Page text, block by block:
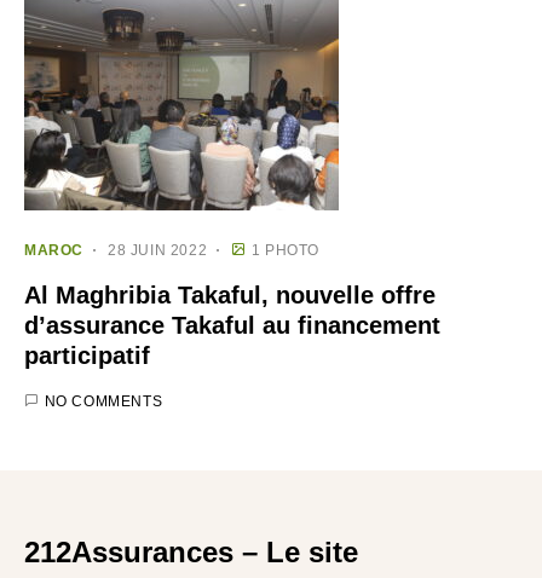
MAROC 28 JUIN 2022 1 PHOTO
Al Maghribia Takaful, nouvelle offre
d’assurance Takaful au financement
participatif
NO COMMENTS
212Assurances – Le site